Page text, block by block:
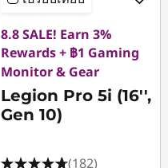
8.8 SALE! Earn 3%
Rewards + ฿1 Gaming
Monitor & Gear
Legion Pro 5i (16'',
Gen 10)
(182)